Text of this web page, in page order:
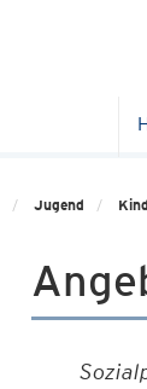
Jugend